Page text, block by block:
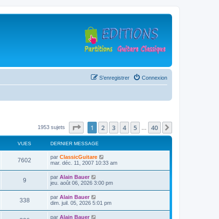
Connexion
S’enregistrer
1953 sujets Page sur40
1 2 3 4 5 40
VUES DERNIER MESSAGE
7602
u
D
e
i
e
r
m
e
s
s
par ClassicGuitare
mar. déc. 11, 2007 10:33 am
9V
u
D
e
i
e
r
m
par Alain Bauer
jeu. août 06, 2026 3:00 pm
338V
u
D
e
par Alain Bauer
dim. juil. 05, 2026 5:01 pm
D
par Alain Bauer